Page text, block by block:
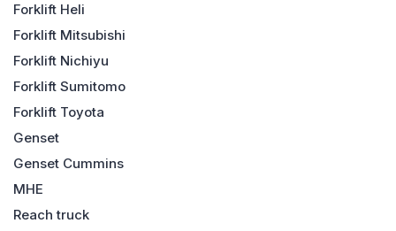
Forklift Heli
Forklift Mitsubishi
Forklift Nichiyu
Forklift Sumitomo
Forklift Toyota
Genset
Genset Cummins
MHE
Reach truck